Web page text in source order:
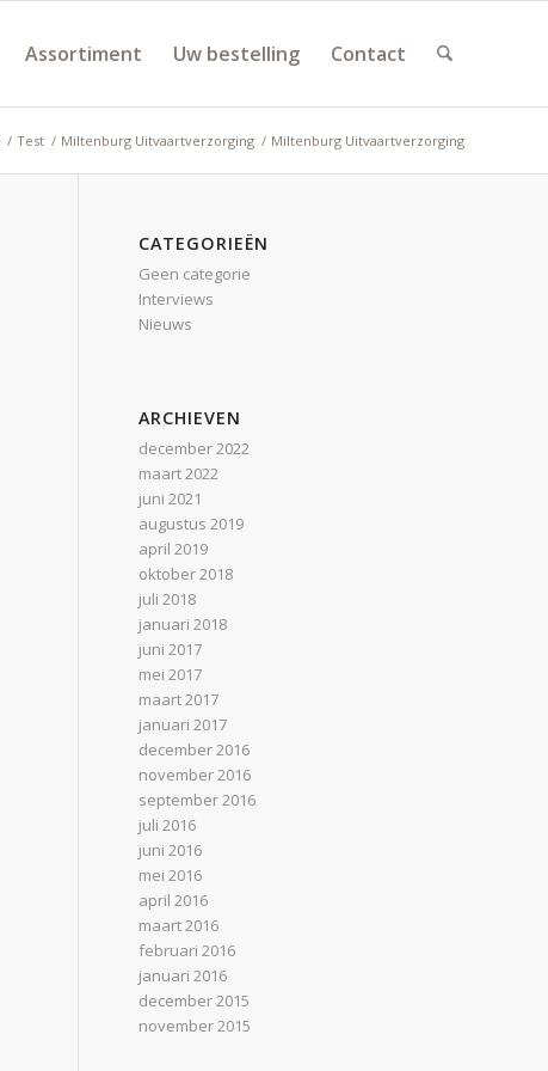
Assortiment Uw bestelling Contact
/ Test / Miltenburg Uitvaartverzorging / Miltenburg Uitvaartverzorging
CATEGORIEËN
Geen categorie
Interviews
Nieuws
ARCHIEVEN
december 2022
maart 2022
juni 2021
augustus 2019
april 2019
oktober 2018
juli 2018
januari 2018
juni 2017
mei 2017
maart 2017
januari 2017
december 2016
november 2016
september 2016
juli 2016
juni 2016
mei 2016
april 2016
maart 2016
februari 2016
januari 2016
december 2015
november 2015